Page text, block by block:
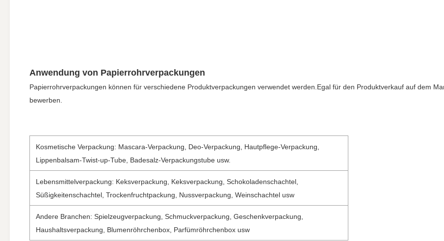
Anwendung von Papierrohrverpackungen
Papierrohrverpackungen können für verschiedene Produktverpackungen verwendet werden.Egal für den Produktverkauf auf dem
bewerben.
Kosmetische Verpackung: Mascara-Verpackung, Deo-Verpackung, Hautpflege-Verpackung,
Lippenbalsam-Twist-up-Tube, Badesalz-Verpackungstube usw.
Lebensmittelverpackung: Keksverpackung, Keksverpackung, Schokoladenschachtel,
Süßigkeitenschachtel, Trockenfruchtpackung, Nussverpackung, Weinschachtel usw
Andere Branchen: Spielzeugverpackung, Schmuckverpackung, Geschenkverpackung,
Haushaltsverpackung, Blumenröhrchenbox, Parfümröhrchenbox usw